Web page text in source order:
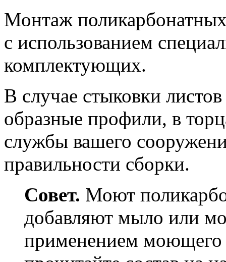
Монтаж
с использованием
комплектующих.
В случае стыковки
образные профили, в
службы вашего
правильности сборки.
Совет. Моют
добавляют мыло или
применением моющего